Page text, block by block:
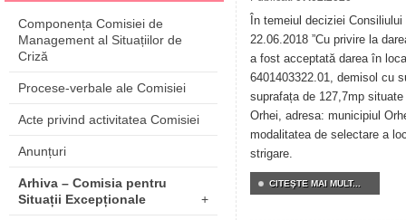
Componența Comisiei de
Management al Situațiilor de
Criză
Procese-verbale ale Comisiei
Acte privind activitatea Comisiei
Anunțuri
Arhiva – Comisia pentru
Situații Excepționale
+
În temeiul deciziei
22.06.2018 ”Cu privire la
a fost acceptată darea în
6401403322.01, demisol cu
suprafața de 127,7mp
Orhei, adresa: municipiul
modalitatea de selectare a
strigare.
CITEŞTE MAI MULT...